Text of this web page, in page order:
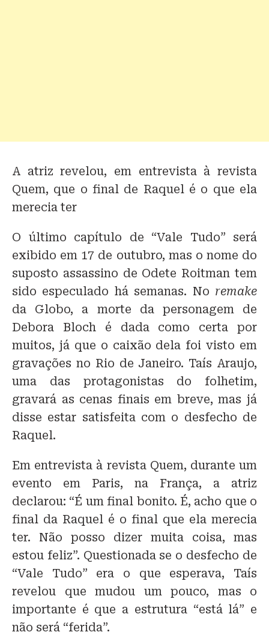
A atriz revelou, em entrevista à revista
Quem, que o final de Raquel é o que ela
merecia ter
O último capítulo de “Vale Tudo” será
exibido em 17 de outubro, mas o nome do
suposto assassino de Odete Roitman tem
sido especulado há semanas. No remake
da Globo, a morte da personagem de
Debora Bloch é dada como certa por
muitos, já que o caixão dela foi visto em
gravações no Rio de Janeiro. Taís Araujo,
uma das protagonistas do folhetim,
gravará as cenas finais em breve, mas já
disse estar satisfeita com o desfecho de
Raquel.
Em entrevista à revista Quem, durante um
evento em Paris, na França, a atriz
declarou: “É um final bonito. É, acho que o
final da Raquel é o final que ela merecia
ter. Não posso dizer muita coisa, mas
estou feliz”. Questionada se o desfecho de
“Vale Tudo” era o que esperava, Taís
revelou que mudou um pouco, mas o
importante é que a estrutura “está lá” e
não será “ferida”.